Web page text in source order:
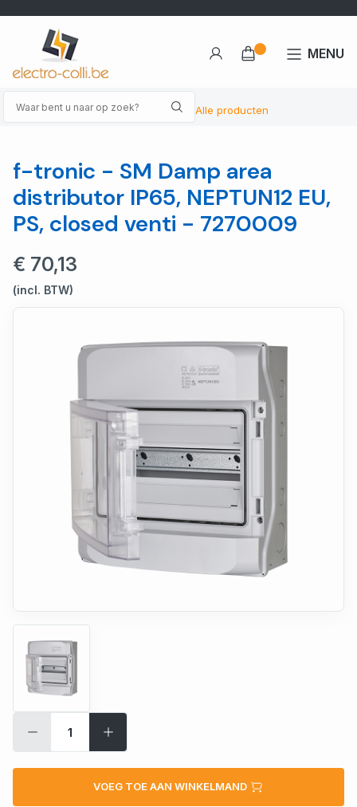
Alle producten
MENU
f-tronic - SM Damp area
distributor IP65, NEPTUN12 EU,
PS, closed venti - 7270009
€ 70,13
(incl. BTW)
VOEG TOE AAN WINKELMAND